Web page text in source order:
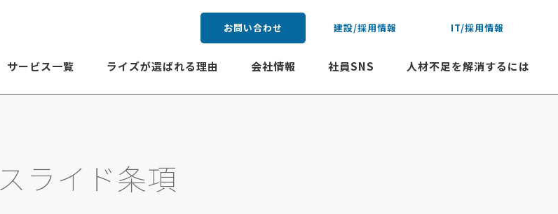
お問い合わせ 建設/採用情報 IT/採用情報
サービス一覧 ライズが選ばれる理由 会社情報 社員SNS 人材不足を解消するには
スライド条項